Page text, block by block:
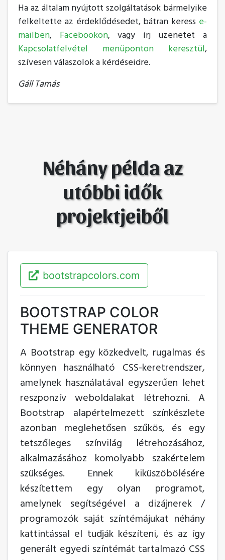
Ha az általam nyújtott szolgáltatások bármelyike
felkeltette az érdeklődésedet, bátran keress e-
mailben, Facebookon, vagy írj üzenetet a
Kapcsolatfelvétel menüponton keresztül,
szívesen válaszolok a kérdéseidre.
Gáll Tamás
Néhány példa az
utóbbi idők
projektjeiből
bootstrapcolors.com
BOOTSTRAP COLOR
THEME GENERATOR
A Bootstrap egy közkedvelt, rugalmas és
könnyen használható CSS-keretrendszer,
amelynek használatával egyszerűen lehet
reszponzív weboldalakat létrehozni. A
Bootstrap alapértelmezett színkészlete
azonban meglehetősen szűkös, és egy
tetszőleges színvilág létrehozásához,
alkalmazásához komolyabb szakértelem
szükséges. Ennek kiküszöbölésére
készítettem egy olyan programot,
amelynek segítségével a dizájnerek /
programozók saját színtémájukat néhány
kattintással el tudják készíteni, és az így
generált egyedi színtémát tartalmazó CSS